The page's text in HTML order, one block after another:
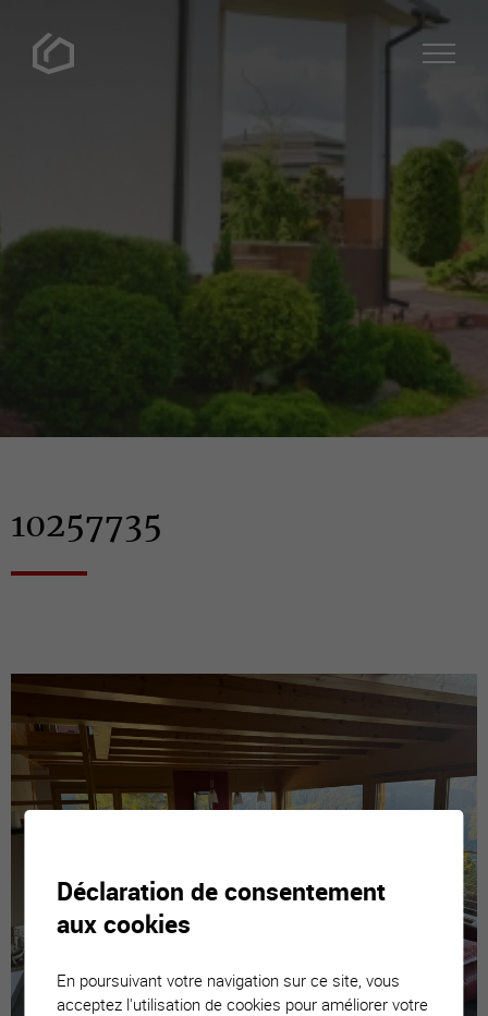
10257735
Déclaration de consentement
aux cookies
En poursuivant votre navigation sur ce site, vous
acceptez l'utilisation de cookies pour améliorer votre